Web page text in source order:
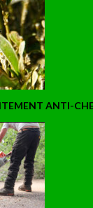
ANTI-